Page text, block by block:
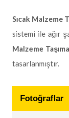
Sıcak Malzeme
sistemi ile ağır
Malzeme
tasarlanmıştır.
Fotoğraflar